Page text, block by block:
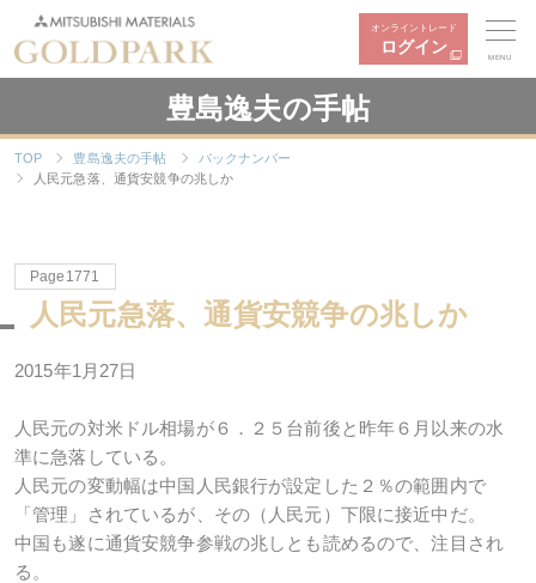
オンライントレード
ログイン
MENU
豊島逸夫の手帖
TOP 豊島逸夫の手帖
バックナンバー
人民元急落、通貨安競争の兆しか
Page1771
人民元急落、通貨安競争の兆しか
2015年1月27日
人民元の対米ドル相場が６．２５台前後と昨年６月以来の水
準に急落している。
人民元の変動幅は中国人民銀行が設定した２％の範囲内で
「管理」されているが、その（人民元）下限に接近中だ。
中国も遂に通貨安競争参戦の兆しとも読めるので、注目され
る。